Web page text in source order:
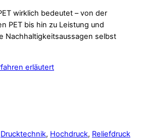
wirklich bedeutet – von der
PET bis hin zu Leistung und
Nachhaltigkeitsaussagen selbst
Drucktechnik, Hochdruck, Reliefdruck